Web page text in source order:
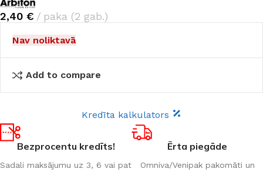
2,40 € paka (2 gab.)
Nav noliktavā
Add to compare
Kredīta kalkulators
Bezprocentu kredīts!
Sadali maksājumu uz 3, 6 vai pat
Ērta piegāde
Omniva/Venipak pakomāti un